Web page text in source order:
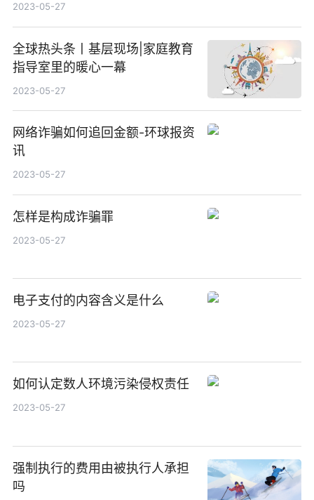
2023-05-27
全球热头条丨基层现场|家庭教育
指导室里的暖心一幕
2023-05-27
网络诈骗如何追回金额-环球报资
讯
2023-05-27
怎样是构成诈骗罪
2023-05-27
电子支付的内容含义是什么
2023-05-27
如何认定数人环境污染侵权责任
2023-05-27
强制执行的费用由被执行人承担
吗